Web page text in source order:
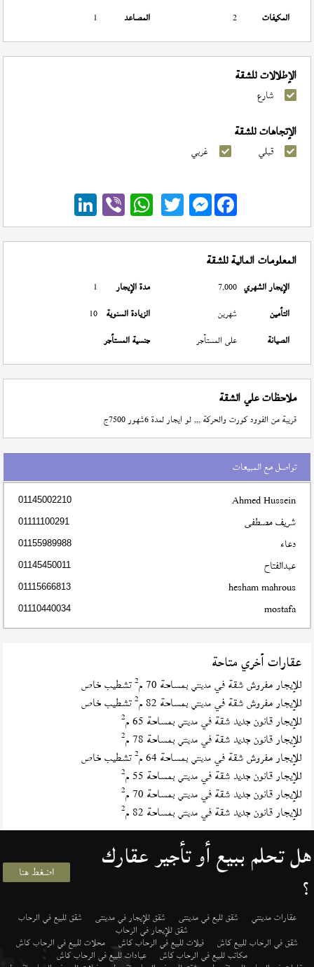
المكيفات
2 المصاعد 1
الإطلالات للشقة
شارع
الإتجاهات للشقة
قبلي غربي
Messenger
المعلومات المالية للشقة
الإيجار الشهري 7,000 مدة الإيجار
1
التأمين
شهرين الزيادة السنوية 10
الصيانة
على المستأجر جنسية المستأجر
ملاحظات علي الشقة
قريبة من الفوود كورت والحركة ,,, لو ايجار لمدة 6شهور 7500ج
تواصل مع المبيعات
Ahmed Hussein
01145002210
شريف مصطفى 01111100291
دعاء 01155989988
عبدالفتاح 01145450011
hesham mahrous
01115666813
mostafa
01110440034
عقارات أخري متاحة
للإيجار مفروش شقة فيمدينتي بمساحة 70 م 2تشطيب خاص
للإيجار مفروش شقة فيمدينتي بمساحة 82 م 2تشطيب خاص
للإيجار قانون جديد شقة فيمدينتي بمساحة 65 م 2
للإيجار قانون جديد شقة فيمدينتي بمساحة 78 م 2
للإيجار مفروش شقة فيمدينتي بمساحة 64 م 2تشطيب خاص
للإيجار قانون جديد شقة فيمدينتي بمساحة 55 م 2
للإيجار قانون جديد شقة فيمدينتي بمساحة 70 م 2
للإيجار قانون جديد شقة فيمدينتي بمساحة 82 م 2
هل تحلم ببيع أو تأجير عقارك
؟ اضغط هنا
عقارات مدينتي شقق لليع في مدينتى شقق للإيجار في مدينتى شقق للبيع في الرحاب
شقق للإيجار في الرحاب
شقق في الرحاب للبيع كاش فيلات للبيع في الرحاب كاش محلات للبيع في الرحاب كاش
مكاتب للبيع في الرحاب كاش عيادات للبيع في الرحاب كاش